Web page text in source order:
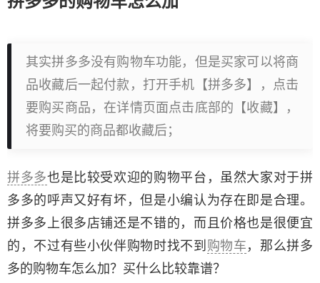
其实拼多多没有购物车功能，但是买家可以将商
品收藏后一起付款，打开手机【拼多多】，点击
要购买商品，在详情页面点击底部的【收藏】，
将要购买的商品都收藏后；
拼多多也是比较受欢迎的购物平台，虽然大家对于拼
多多的呼声又好有坏，但是小编认为存在即是合理。
拼多多上很多店铺还是不错的，而且价格也是很便宜
的，不过有些小伙伴购物时找不到 购物车 ，那么拼多
多的购物车怎么加？买什么比较靠谱？